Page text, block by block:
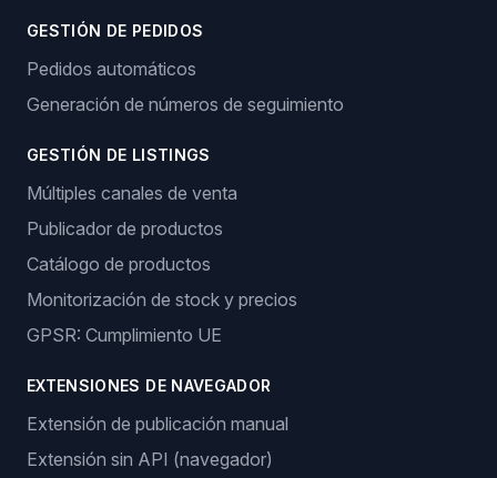
GESTIÓN DE PEDIDOS
Pedidos automáticos
Generación de números de seguimiento
GESTIÓN DE LISTINGS
Múltiples canales de venta
Publicador de productos
Catálogo de productos
Monitorización de stock y precios
GPSR: Cumplimiento UE
EXTENSIONES DE NAVEGADOR
Extensión de publicación manual
Extensión sin API (navegador)